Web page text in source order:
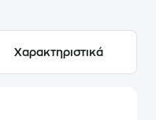
Χαρακτηριστικά